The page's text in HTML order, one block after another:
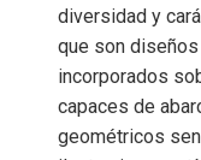
diversidad y
que son
incorporados
capaces de
geométricos